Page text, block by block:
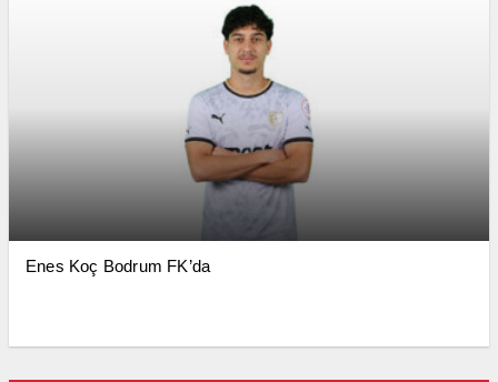
Enes Koç Bodrum FK’da